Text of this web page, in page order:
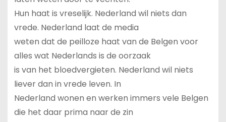
Hun haat is vreselijk. Nederland wil niets dan
vrede. Nederland laat de media
weten dat de peilloze haat van de Belgen voor
alles wat Nederlands is de oorzaak
is van het bloedvergieten. Nederland wil niets
liever dan in vrede leven. In
Nederland wonen en werken immers vele Belgen
die het daar prima naar de zin